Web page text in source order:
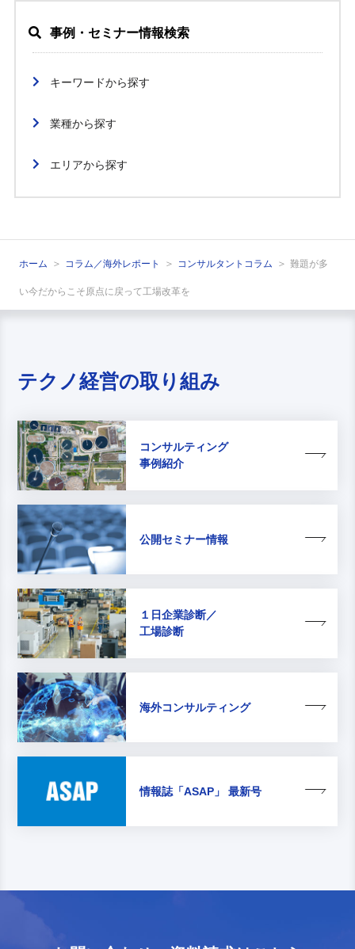
事例・セミナー情報検索
キーワードから探す
業種から探す
エリアから探す
ホーム コラム／海外レポート コンサルタントコラム 難題が多
い今だからこそ原点に戻って工場改革を
テクノ経営の取り組み
コンサルティング
事例紹介
公開セミナー情報
１日企業診断／
工場診断
海外コンサルティング
情報誌「ASAP」 最新号